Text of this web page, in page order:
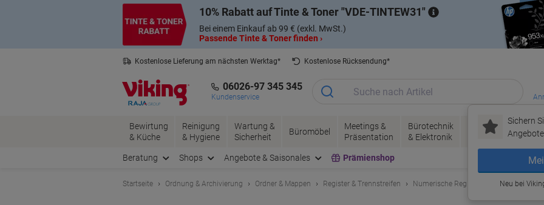
10% Rabatt auf Tinte & Toner VDE-TINTEW31
Bei einem Einkauf ab 99 € (exkl. MwSt.)
Passende Tinte & Toner finden ›
Kostenlose Lieferung am nächsten Werktag*
Kostenlose Rücksendung*
06026-97 345 345
Kundenservice
Sichern
Neu bei
Bewirtung
& Küche
Reinigung
& Hygiene
Wartung &
Sicherheit
Büromöbel
Meetings &
Präsentation
Bürotechnik
& Elektronik
Tinte &
Toner
Papier,
& Pakete
Beratung Shops Angebote & Saisonales Prämienshop
Startseite Ordnung & Archivierung Ordner & Mappen Register & Trennstreifen Numerische Register